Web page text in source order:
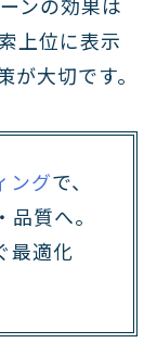
上位に表示
が大切です。
ングで、
質へ。
最適化